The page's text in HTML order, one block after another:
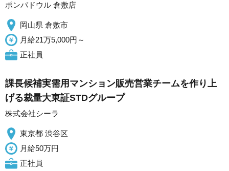
ポンパドウル 倉敷店
岡山県 倉敷市
月給21万5,000円～
正社員
課長候補実需用マンション販売営業チームを作り上
げる裁量大東証STDグループ
株式会社シーラ
東京都 渋谷区
月給50万円
正社員